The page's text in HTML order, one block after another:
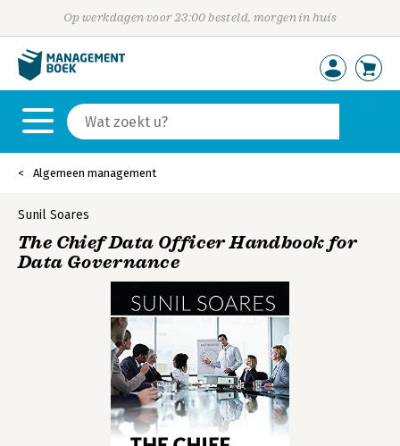
Op werkdagen voor 23:00 besteld, morgen in huis
Algemeen management
Sunil Soares
The Chief Data Officer Handbook for
Data Governance